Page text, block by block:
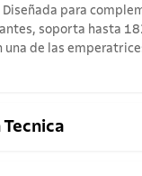
Diseñada para
soporta hasta
una de las